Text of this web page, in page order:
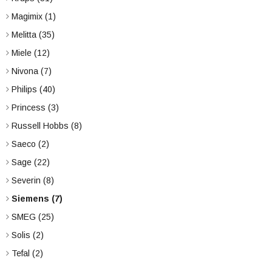
Magimix (1)
Melitta (35)
Miele (12)
Nivona (7)
Philips (40)
Princess (3)
Russell Hobbs (8)
Saeco (2)
Sage (22)
Severin (8)
Siemens (7)
SMEG (25)
Solis (2)
Tefal (2)